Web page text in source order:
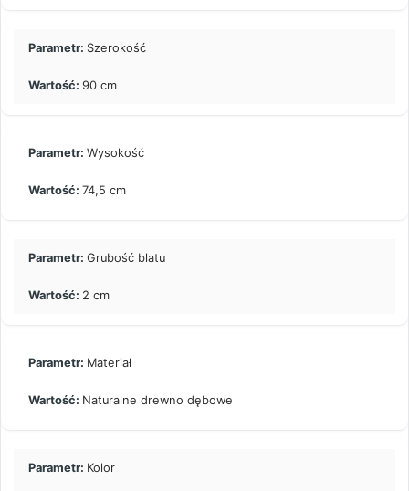
Szerokość
90 cm
Wysokość
74,5 cm
Grubość blatu
2 cm
Materiał
Naturalne drewno dębowe
Kolor